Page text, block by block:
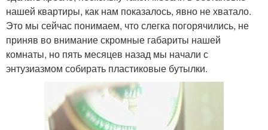
нашей квартиры, как нам показалось, явно не хватало.
Это мы сейчас понимаем, что слегка погорячились, не
приняв во внимание скромные габариты нашей
комнаты, но пять месяцев назад мы начали с
энтузиазмом собирать пластиковые бутылки.